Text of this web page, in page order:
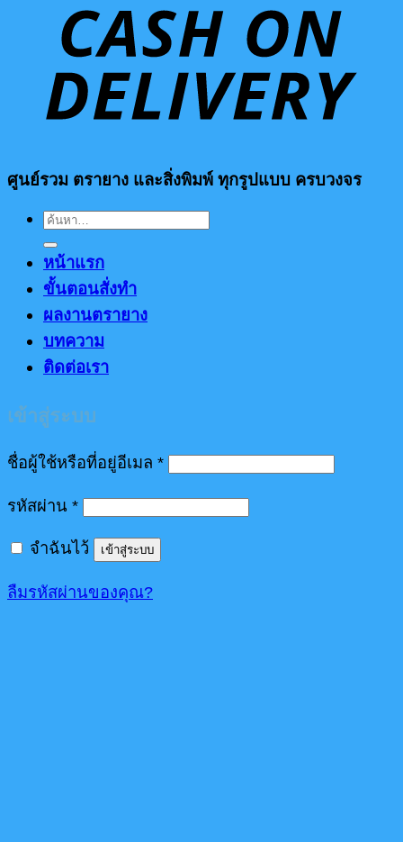
ศูนย์รวม ตรายาง และสิ่งพิมพ์ ทุกรูปแบบ ครบวงจร
ค้นหา:
หน้าแรก
ขั้นตอนสั่งทำ
ผลงานตรายาง
บทความ
ติดต่อเรา
เข้าสู่ระบบ
ชื่อผู้ใช้หรือที่อยู่อีเมล *ต้องการ
รหัสผ่าน *ต้องการ
จำฉันไว้ เข้าสู่ระบบ
ลืมรหัสผ่านของคุณ?